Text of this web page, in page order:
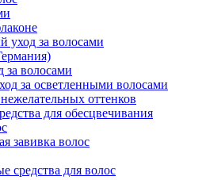
уход за волосами
за волосами
за осветленными волосами
оттенков
для обесцвечивания
завивка волос
средства для волос